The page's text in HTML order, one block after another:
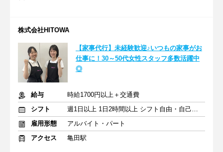
株式会社HITOWA
【家事代行】未経験歓迎♪いつもの家事がお
仕事に！30～50代女性スタッフ多数活躍中
◎
給与
時給1700円以上＋交通費
シフト
週1日以上 1日2時間以上 シフト自由・自己申告
雇用形態
アルバイト・パート
アクセス
亀田駅